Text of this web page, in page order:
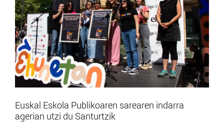
Euskal Eskola Publikoaren sarearen indarra
agerian utzi du Santurtzik